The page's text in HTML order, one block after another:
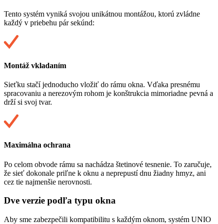
Tento systém vyniká svojou unikátnou montážou, ktorú zvládne
každý v priebehu pár sekúnd:
Montáž vkladaním
Sieťku stačí jednoducho vložiť do rámu okna. Vďaka presnému
spracovaniu a nerezovým rohom je konštrukcia mimoriadne pevná a
drží si svoj tvar.
Maximálna ochrana
Po celom obvode rámu sa nachádza štetinové tesnenie. To zaručuje,
že sieť dokonale priľne k oknu a neprepustí dnu žiadny hmyz, ani
cez tie najmenšie nerovnosti.
Dve verzie podľa typu okna
Aby sme zabezpečili kompatibilitu s každým oknom, systém UNIO